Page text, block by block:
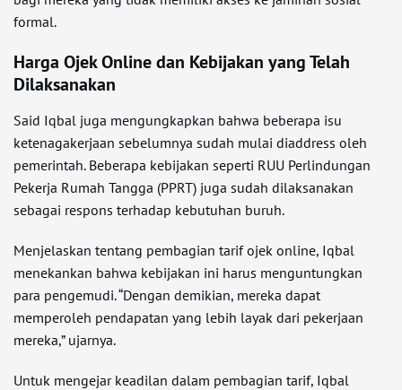
formal.
Harga Ojek Online dan Kebijakan yang Telah
Dilaksanakan
Said Iqbal juga mengungkapkan bahwa beberapa isu
ketenagakerjaan sebelumnya sudah mulai diaddress oleh
pemerintah. Beberapa kebijakan seperti RUU Perlindungan
Pekerja Rumah Tangga (PPRT) juga sudah dilaksanakan
sebagai respons terhadap kebutuhan buruh.
Menjelaskan tentang pembagian tarif ojek online, Iqbal
menekankan bahwa kebijakan ini harus menguntungkan
para pengemudi. “Dengan demikian, mereka dapat
memperoleh pendapatan yang lebih layak dari pekerjaan
mereka,” ujarnya.
Untuk mengejar keadilan dalam pembagian tarif, Iqbal